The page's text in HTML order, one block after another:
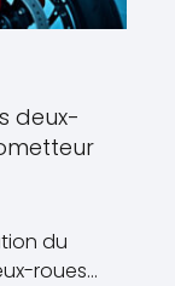
deux-
du
roues…